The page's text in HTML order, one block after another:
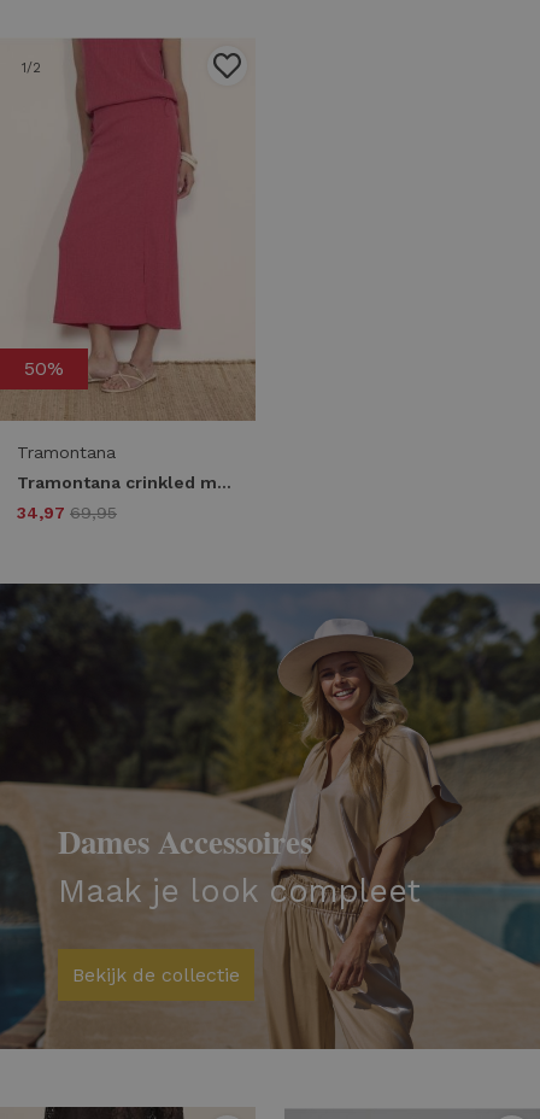
1/2
50%
Tramontana
Tramontana crinkled maxi skirt t02-20-201 004250-raspberry
34,97 69,95
Dames Accessoires
Maak je look compleet
Bekijk de collectie